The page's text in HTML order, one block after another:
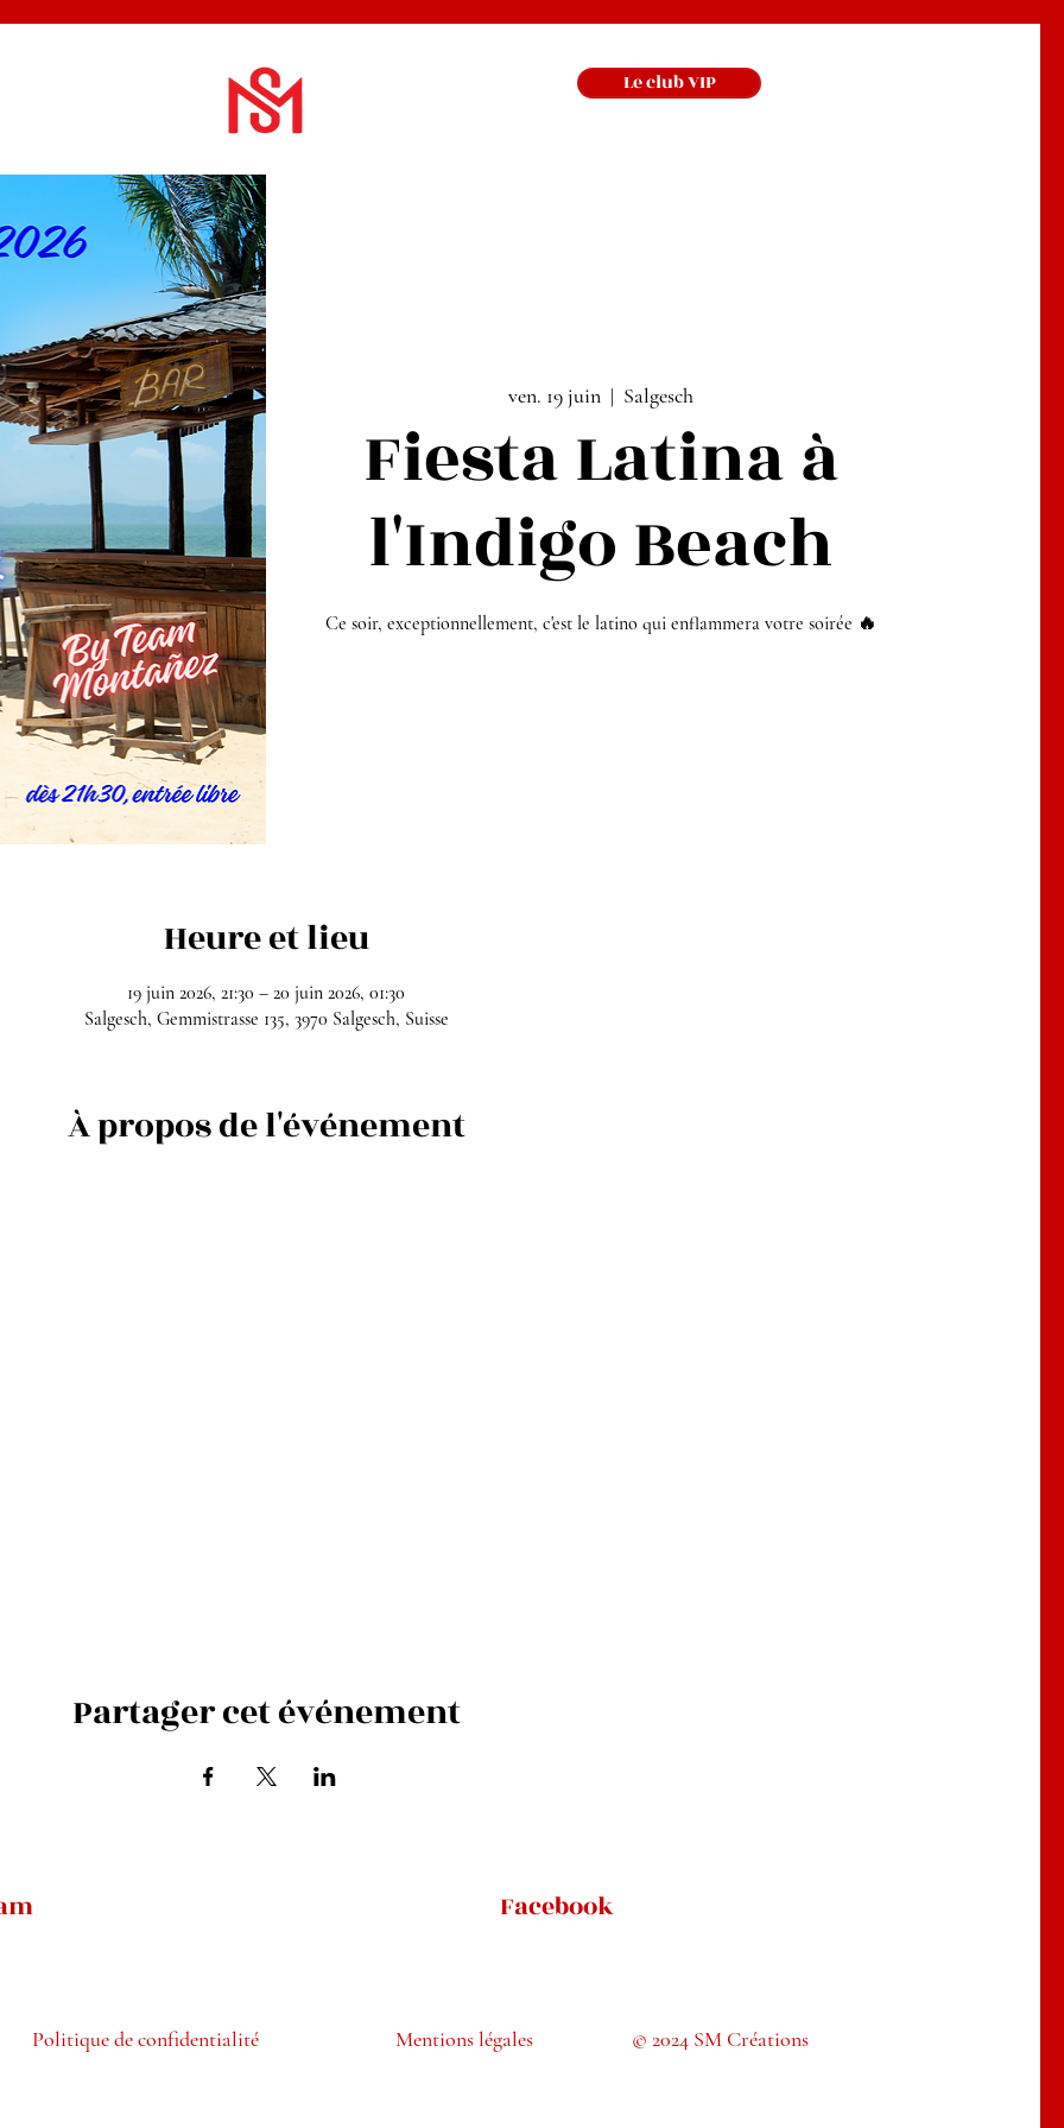
Le club VIP
ven. 19 juin
  |
Salgesch
Fiesta Latina à
l'Indigo Beach
Ce soir, exceptionnellement, c'est le latino qui enflammera votre soirée 🔥
Heure et lieu
19 juin 2026, 21:30 – 20 juin 2026, 01:30
Salgesch, Gemmistrasse 135, 3970 Salgesch, Suisse
À propos de l'événement
Partager cet événement
Politique de confidentialité
Facebook
Mentions légales © 2024 SM Créations